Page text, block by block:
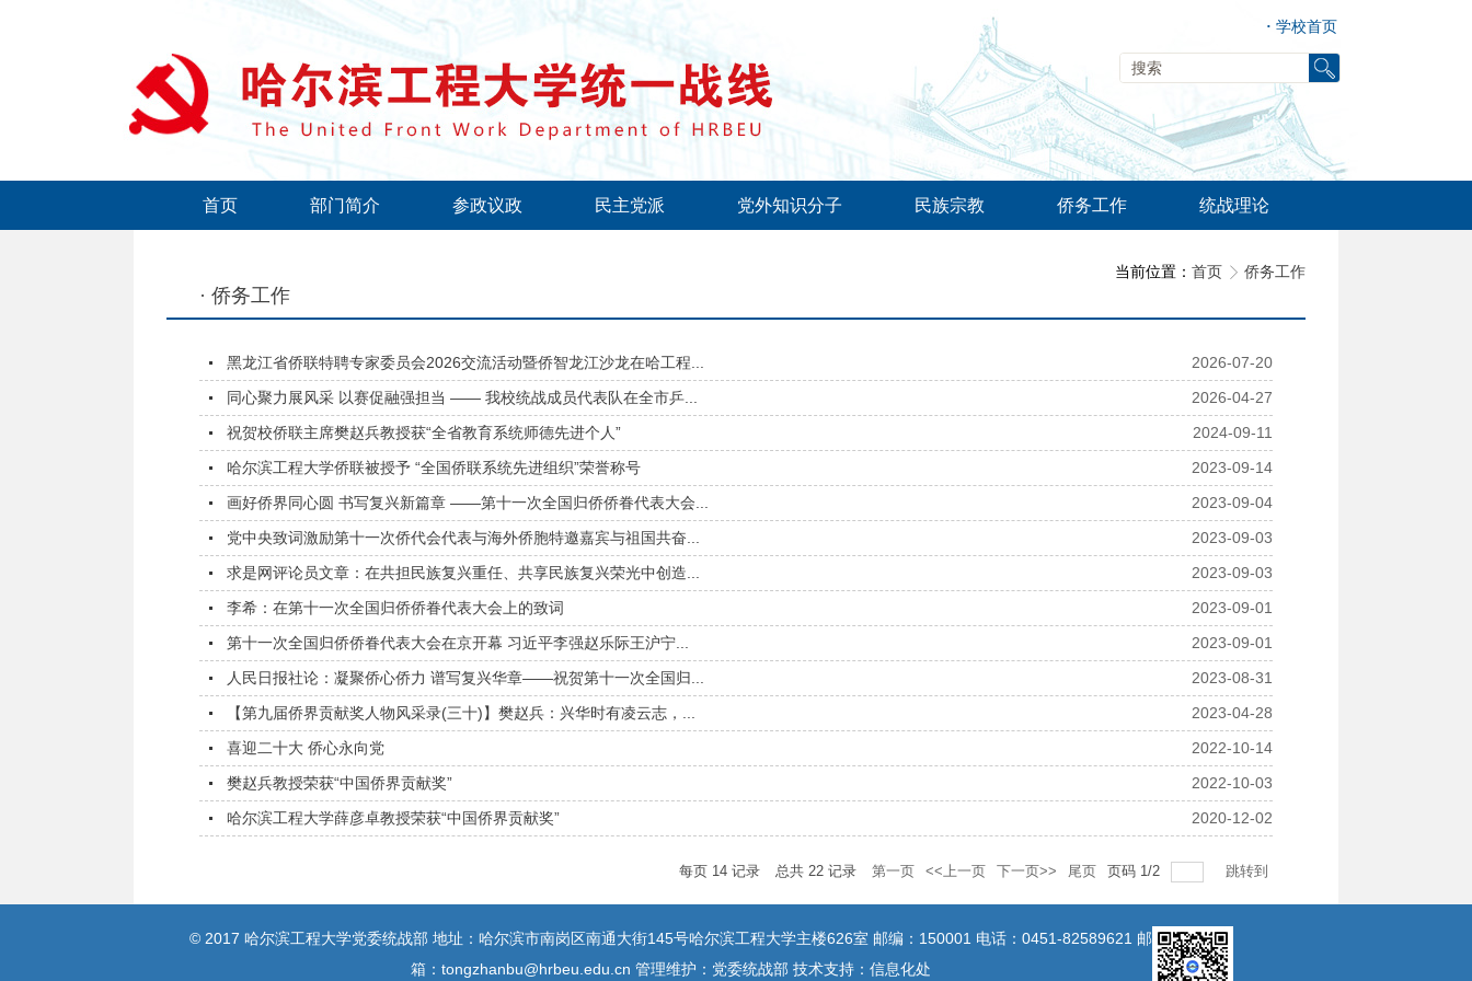
· 学校首页
首页 部门简介 参政议政 民主党派 党外知识分子 民族宗教 侨务工作 统战理论
当前位置： 首页 侨务工作
· 侨务工作
黑龙江省侨联特聘专家委员会2026交流活动暨侨智龙江沙龙在哈工程...
2026-07-20
同心聚力展风采 以赛促融强担当 —— 我校统战成员代表队在全市乒...
2026-04-27
祝贺校侨联主席樊赵兵教授获“全省教育系统师德先进个人”
2024-09-11
哈尔滨工程大学侨联被授予 “全国侨联系统先进组织”荣誉称号
2023-09-14
画好侨界同心圆 书写复兴新篇章 ——第十一次全国归侨侨眷代表大会...
2023-09-04
党中央致词激励第十一次侨代会代表与海外侨胞特邀嘉宾与祖国共奋...
2023-09-03
求是网评论员文章：在共担民族复兴重任、共享民族复兴荣光中创造...
2023-09-03
李希：在第十一次全国归侨侨眷代表大会上的致词
2023-09-01
第十一次全国归侨侨眷代表大会在京开幕 习近平李强赵乐际王沪宁...
2023-09-01
人民日报社论：凝聚侨心侨力 谱写复兴华章——祝贺第十一次全国归...
2023-08-31
【第九届侨界贡献奖人物风采录(三十)】樊赵兵：兴华时有凌云志，...
2023-04-28
喜迎二十大 侨心永向党
2022-10-14
樊赵兵教授荣获“中国侨界贡献奖”
2022-10-03
哈尔滨工程大学薛彦卓教授荣获“中国侨界贡献奖”
2020-12-02
每页 14 记录 总共 22 记录 第一页 <<上一页 下一页>> 尾页 页码 1/2 跳转到
© 2017 哈尔滨工程大学党委统战部 地址：哈尔滨市南岗区南通大街145号哈尔滨工程大学主楼626室 邮编：150001 电话：0451-82589621 邮
箱：tongzhanbu@hrbeu.edu.cn 管理维护：党委统战部 技术支持：信息化处